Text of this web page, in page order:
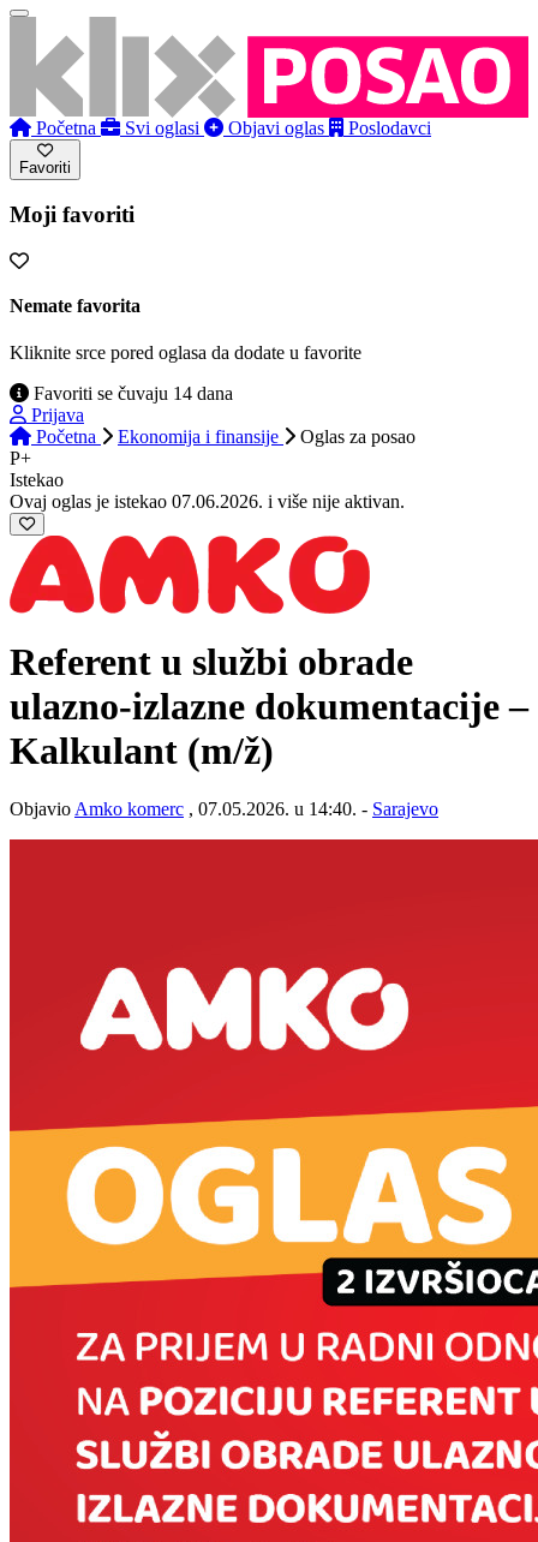
Početna Svi oglasi Objavi oglas Poslodavci
Favoriti
Moji favoriti
Nemate favorita
Kliknite srce pored oglasa da dodate u favorite
Favoriti se čuvaju 14 dana
Prijava
Početna
Ekonomija i finansije Oglas za posao
P+
Istekao
Ovaj oglas je istekao 07.06.2026. i više nije aktivan.
Referent u službi obrade
ulazno-izlazne dokumentacije –
Kalkulant (m/ž)
Objavio Amko komerc , 07.05.2026. u 14:40. - Sarajevo